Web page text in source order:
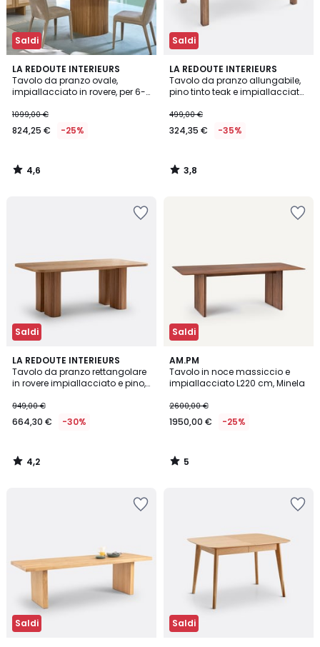
Saldi
LA REDOUTE INTERIEURS
Tavolo da pranzo ovale,
impiallacciato in rovere, per 6-
1099,00 €
824,25 € -25%
4,6
/ 5
4,6
/
Saldi
LA REDOUTE INTERIEURS
Tavolo da pranzo allungabile,
pino tinto teak e impiallacciato,
499,00 €
324,35 € -35%
3,8
/ 5
3,8
/
Saldi
LA REDOUTE INTERIEURS
Tavolo da pranzo rettangolare
in rovere impiallacciato e pino,
949,00 €
664,30 € -30%
4,2
/ 5
4,2
/
Saldi
AM.PM
Tavolo in noce massiccio e
impiallacciato L220 cm, Minela
2600,00 €
1950,00 € -25%
5
/
5
5
/
Saldi Saldi